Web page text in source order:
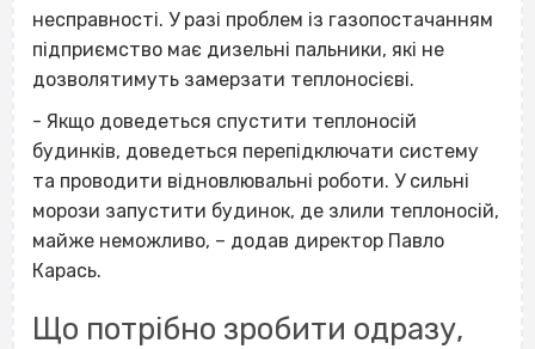
несправності. У разі проблем із газопостачанням
підприємство має дизельні пальники, які не
дозволятимуть замерзати теплоносієві.
- Якщо доведеться спустити теплоносій
будинків, доведеться перепідключати систему
та проводити відновлювальні роботи. У сильні
морози запустити будинок, де злили теплоносій,
майже неможливо, – додав директор Павло
Карась.
Що потрібно зробити одразу,